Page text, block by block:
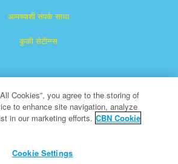
आमच्याशी संपर्क साधा
कुकी सेटीन्ग्स
नेटवर्क, इंक.चा नोंदणीकृत ट्रेडमार्क आहे.
सर्व हक्क राखीव.
Cookies”, you agree to the storing of
to enhance site navigation, analyze
in our marketing efforts. CBN Cookie
Cookie Settings